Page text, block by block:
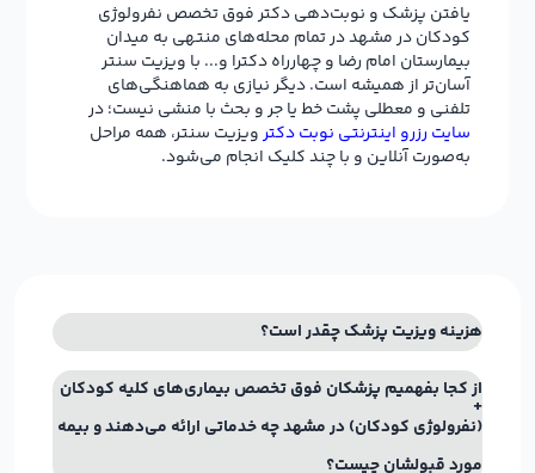
یافتن پزشک و نوبت‌دهی دکتر فوق تخصص نفرولوژی
کودکان در مشهد در تمام محله‌های منتهی به میدان
بیمارستان امام رضا و چهارراه دکترا و... با ویزیت سنتر
آسان‌تر از همیشه است. دیگر نیازی به هماهنگی‌های
تلفنی و معطلی پشت خط یا جر و بحث با منشی نیست؛ در
سایت رزرو اینترنتی نوبت دکترویزیت سنتر، همه مراحل
به‌صورت آنلاین و با چند کلیک انجام می‌شود.
هزینه ویزیت پزشک چقدر است؟
از کجا بفهمیم پزشکان فوق تخصص بیماری‌های کلیه کودکان
(نفرولوژی کودکان) در مشهد چه خدماتی ارائه می‌دهند و بیمه
مورد قبولشان چیست؟